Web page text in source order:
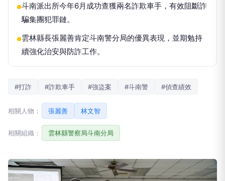
●斗南派出所今年6月成功查獲兩名詐欺車手，有效阻斷詐
騙集團犯罪鏈。
●雲林縣長張麗善肯定斗南警分局的優異表現，並期勉持
續強化治安與防詐工作。
#打詐 #詐欺車手 #強盜案 #斗南警 #偵查績效
相關人物： 張麗善 林文智
相關組織： 雲林縣警察局斗南分局